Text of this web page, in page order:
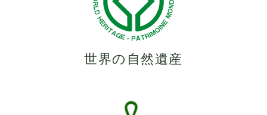
世界の自然遺産